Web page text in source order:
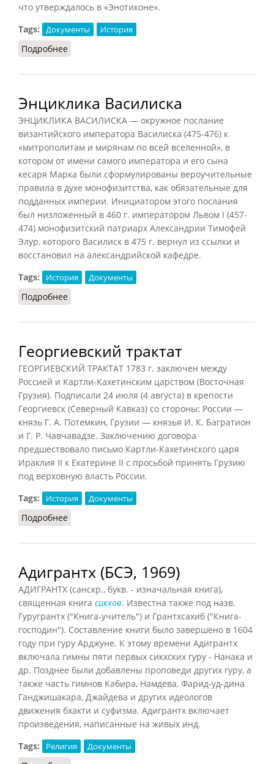
что утверждалось в «Энотиконе».
Tags:
Документы История
Подробнее
Энциклика Василиска
ЭНЦИКЛИКА ВАСИЛИСКА — окружное послание
византийского императора Василиска (475-476) к
«митрополитам и мирянам по всей вселенной», в
котором от имени самого императора и его сына
кесаря Марка были сформулированы вероучительные
правила в духе монофизитства, как обязательные для
подданных империи. Инициатором этого послания
был низложенный в 460 г. императором Львом I (457-
474) монофизитский патриарх Александрии Тимофей
Элур, которого Василиск в 475 г. вернул из ссылки и
восстановил на александрийской кафедре.
Tags:
История Документы
Подробнее
Георгиевский трактат
ГЕОРГИЕВСКИЙ ТРАКТАТ 1783 г. заключен между
Россией и Картли-Кахетинским царством (Восточная
Грузия). Подписали 24 июля (4 августа) в крепости
Георгиевск (Северный Кавказ) со стороны: России —
князь Г. А. Потемкин, Грузии — князья И. К. Багратион
и Г. Р. Чавчавадзе. Заключению договора
предшествовало письмо Картли-Кахетинского царя
Ираклия II к Екатерине II с просьбой принять Грузию
под верховную власть России.
Tags:
История Документы
Подробнее
Адигрантх (БСЭ, 1969)
АДИГРАНТХ (санскр., букв. - изначальная книга),
священная книга сикхов. Известна также под назв.
Гуругрантх ("Книга-учитель") и Грантхсахиб ("Книга-
господин"). Составление книги было завершено в 1604
году при гуру Арджуне. К этому времени Адигрантх
включала гимны пяти первых сикхских гуру - Нанака и
др. Позднее были добавлены проповеди других гуру, а
также часть гимнов Кабира, Намдева, Фарид-уд-дина
Ганджишакара, Джайдева и других идеологов
движения бхакти и суфизма. Адигрантх включает
произведения, написанные на живых инд.
Tags:
Религия Документы